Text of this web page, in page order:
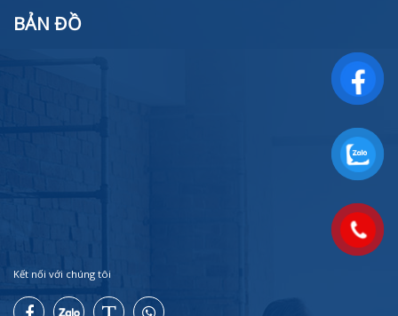
BẢN ĐỒ
Kết nối với chúng tôi